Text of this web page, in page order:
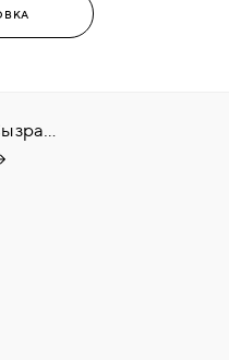
Фабрика дверей "БРИЗ" (Сызрань)